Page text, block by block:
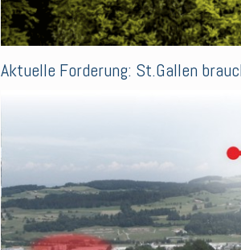
Aktuelle Forderung: St.Gallen